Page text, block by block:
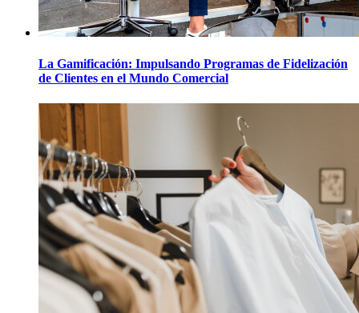
La Gamificación: Impulsando Programas de Fidelización
de Clientes en el Mundo Comercial